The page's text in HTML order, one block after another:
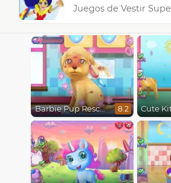
Juegos de Vestir
Barbie Pup Rescue 8.2 Cute